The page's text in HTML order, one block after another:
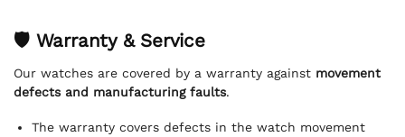
🛡 Warranty & Service
Our watches are covered by a warranty against movement
defects and manufacturing faults.
The warranty covers defects in the watch movement